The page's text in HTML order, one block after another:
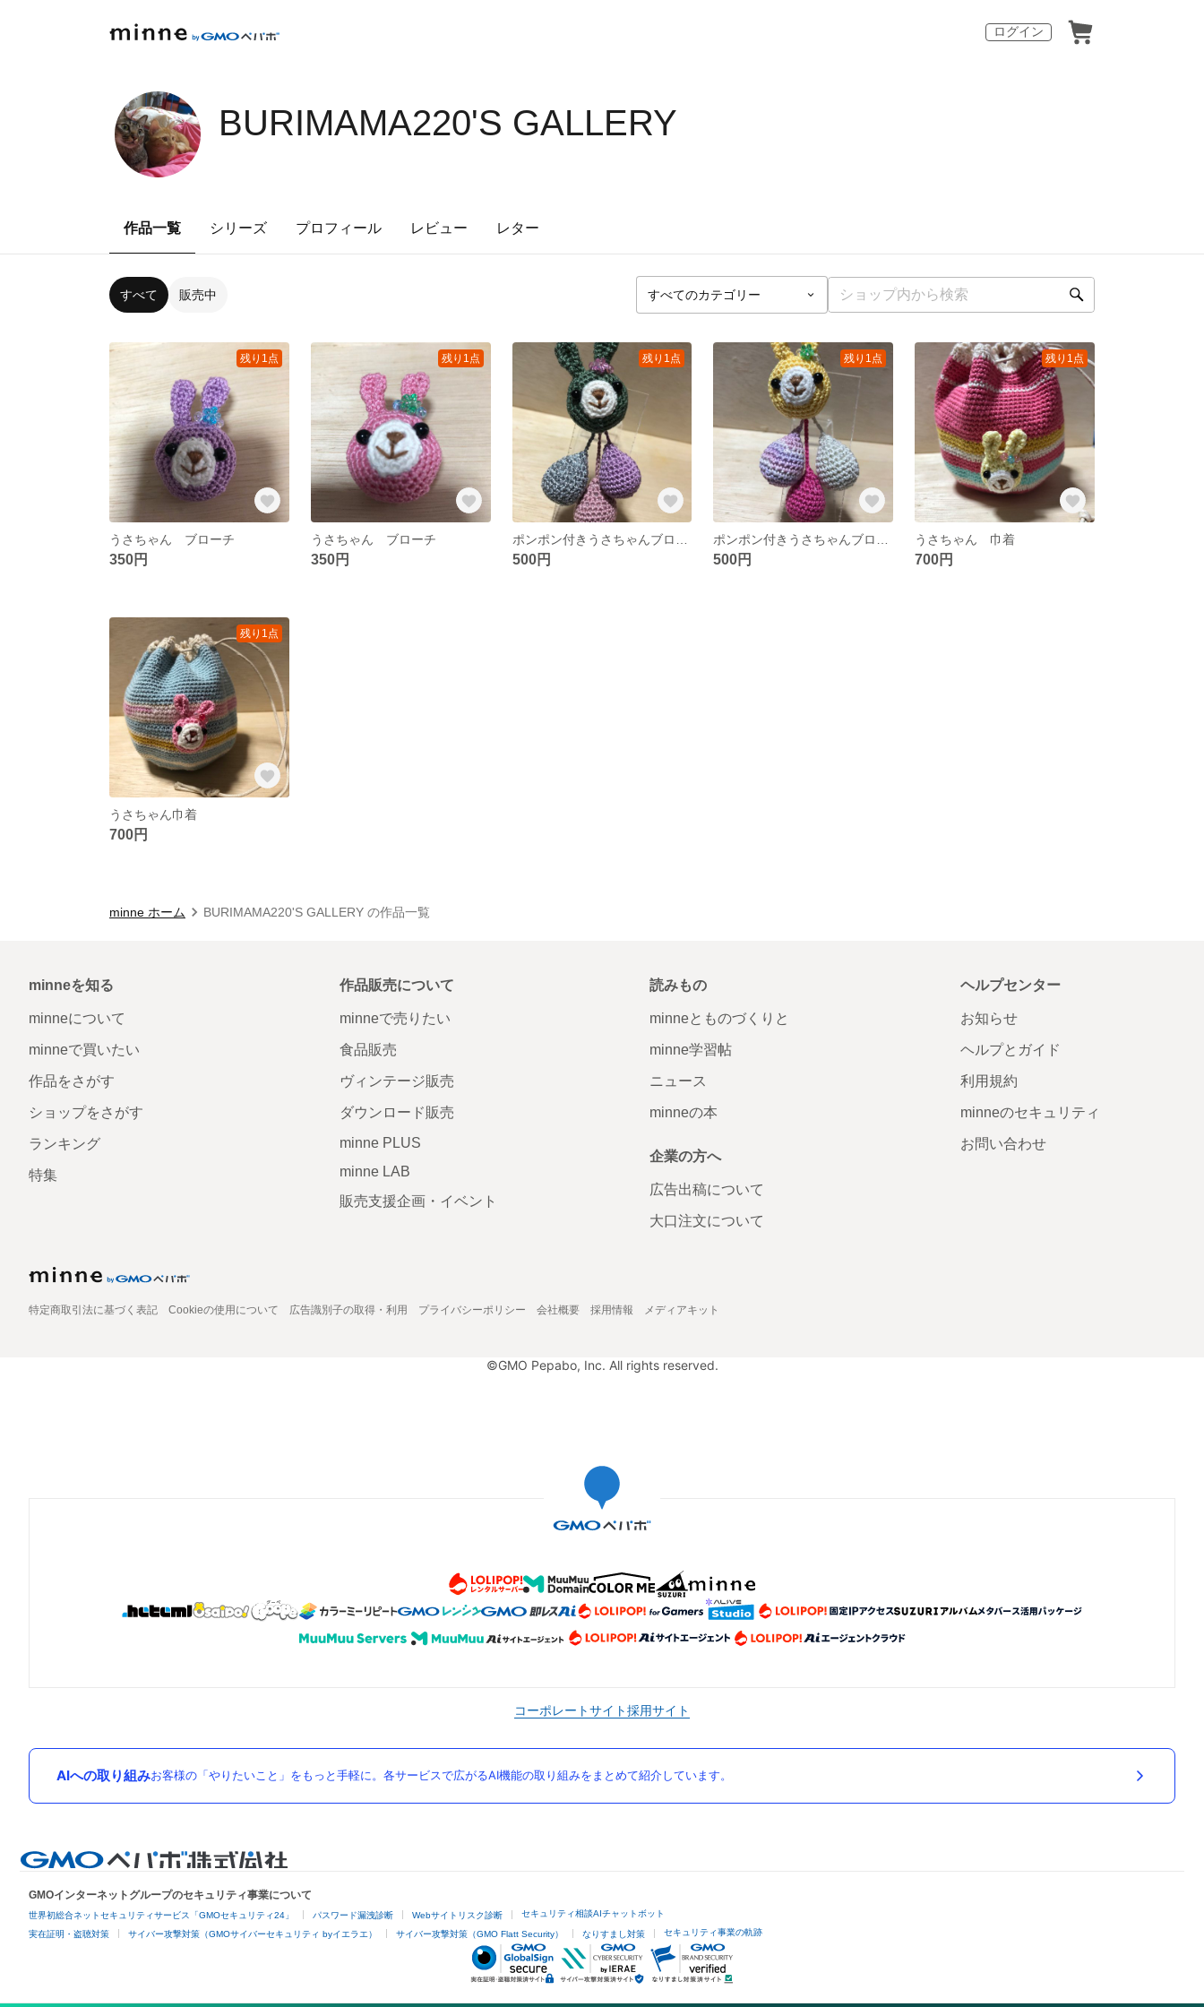
ログイン
BURIMAMA220'S GALLERY
作品一覧 シリーズ プロフィール レビュー レター
すべて 販売中
残り1点
うさちゃん ブローチ
350円
残り1点
うさちゃん ブローチ
350円
残り1点
500円
残り1点
500円
残り1点
うさちゃん 巾着
700円
残り1点
うさちゃん巾着
700円
minne ホーム BURIMAMA220'S GALLERY の作品一覧
minneを知る
minneについて
minneで買いたい
作品をさがす
ショップをさがす
ランキング
特集
作品販売について
minneで売りたい
食品販売
ヴィンテージ販売
ダウンロード販売
minne PLUS
minne LAB
販売支援企画・イベント
読みもの
minneとものづくりと
minne学習帖
ニュース
minneの本
企業の方へ
広告出稿について
大口注文について
ヘルプセンター
お知らせ
ヘルプとガイド
利用規約
minneのセキュリティ
お問い合わせ
特定商取引法に基づく表記 Cookieの使用について 広告識別子の取得・利用 プライバシーポリシー 会社概要 採用情報 メディアキット
©GMO Pepabo, Inc. All rights reserved.
コーポレートサイト採用サイト
AIへの取り組みお客様の「やりたいこと」をもっと手軽に。各サービスで広がるAI機能の取り組みをまとめて紹介しています。
GMOインターネットグループのセキュリティ事業について
世界初総合ネットセキュリティサービス「GMOセキュリティ24」 パスワード漏洩診断 Webサイトリスク診断 セキュリティ相談AIチャットボット
実在証明・盗聴対策 サイバー攻撃対策（GMOサイバーセキュリティ byイエラエ） サイバー攻撃対策（GMO Flatt Security） なりすまし対策 セキュリティ事業の軌跡